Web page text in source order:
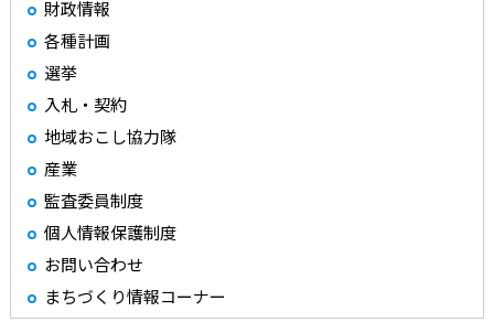
財政情報
各種計画
選挙
入札・契約
地域おこし協力隊
産業
監査委員制度
個人情報保護制度
お問い合わせ
まちづくり情報コーナー